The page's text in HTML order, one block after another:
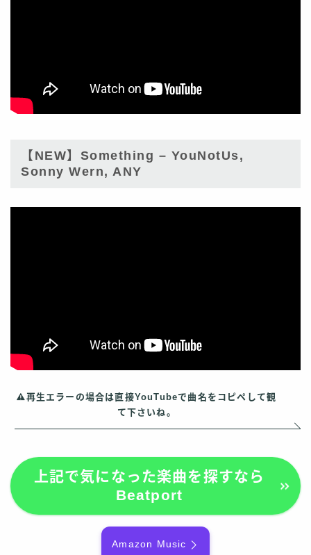
【NEW】Something – YouNotUs,
Sonny Wern, ANY
再生エラーの場合は直接YouTubeで曲名をコピペして観
て下さいね。
上記で気になった楽曲を探すなら
Beatport
Amazon Music